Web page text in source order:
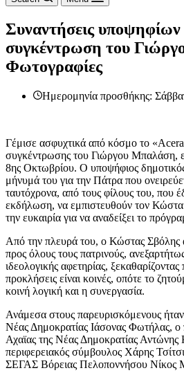
Συναντήσεις
συγκέντρωση του
Φωτογραφίες
Ημερομηνία προσθήκης:
Γέμισε ασφυχτικά από κόσμο το
συγκέντρωσης του Γιώργου Μπαλάση,
8ης Οκτωβρίου. Ο υποψήφιος
μήνυμά του για την Πάτρα που
ταυτόχρονα, από τους φίλους του, που
εκδήλωση, να εμπιστευθούν τον
την ευκαιρία για να αναδείξει το
Από την πλευρά του, ο Κώστας Σβόλης
προς όλους τους πατρινούς,
ιδεολογικής αφετηρίας,
προκλήσεις είναι κοινές, οπότε το
κοινή λογική και η συνεργασία.
Ανάμεσα στους παρευρισκόμενους
Νέας Δημοκρατίας Ιάσονας Φωτήλας,
Αχαϊας της Νέας Δημοκρατίας
περιφερειακός σύμβουλος Χάρης
ΣΕΓΑΣ Βόρειας Πελοποννήσου Νίκος